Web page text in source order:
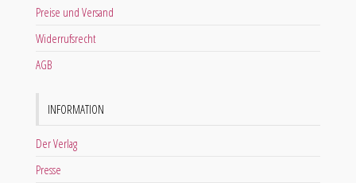
Preise und Versand
Widerrufsrecht
AGB
INFORMATION
Der Verlag
Presse